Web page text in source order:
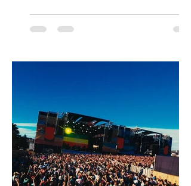
con una edición renovada que reunirá
yoga, bienestar y vida consciente, con la
Antonella Orsini, Yoga Woman y más
Centro Cultural Estación Mapocho, espacio
que albergará durante dos jornadas una
pro